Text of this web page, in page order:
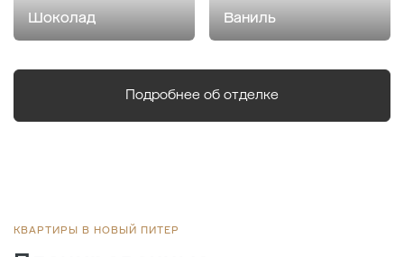
Шоколад Ваниль
Подробнее об отделке
КВАРТИРЫ В НОВЫЙ ПИТЕР